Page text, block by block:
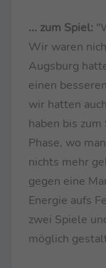
... zum Spiel:
Wir waren
Augsburg
einen
wir hatten
haben bis
Phase, wo
nichts mehr
gegen eine
Energie aufs
zwei Spiele
möglich